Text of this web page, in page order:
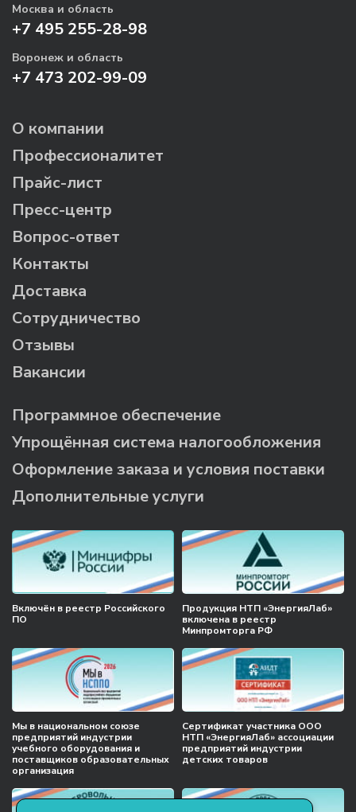
Москва и область
+7 495 255-28-98
Воронеж и область
+7 473 202-99-09
О компании
Профессионалитет
Прайс-лист
Пресс-центр
Вопрос-ответ
Контакты
Доставка
Сотрудничество
Отзывы
Вакансии
Программное обеспечение
Упрощённая система налогообложения
Оформление заказа и условия поставки
Дополнительные услуги
Включён в реестр Российского
ПО
Продукция НТП «ЭнергияЛаб»
включена в реестр
Минпромторга РФ
Мы в национальном союзе
предприятий индустрии
учебного оборудования и
поставщиков образовательных
организация
Сертификат участника ООО
НТП «ЭнергияЛаб» ассоциации
предприятий индустрии
детских товаров